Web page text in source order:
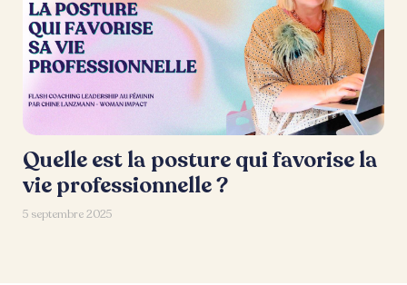
Quelle est la posture qui favorise la
vie professionnelle ?
5 septembre 2025